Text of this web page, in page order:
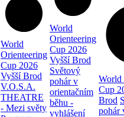
World
Orienteering
Cup 2026
Vyšší Brod
V.O.S.A.
THEATRE
- Mezi světy
World
Orienteering
Cup 2026
Vyšší Brod
Světový
pohár v
orientačním
běhu -
vyhlášení
World
Cup
Brod
pohár